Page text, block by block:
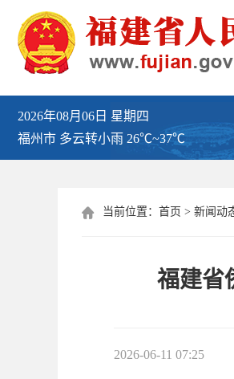
2026年08月06日 星期四
福州市 多云转小雨 26℃~37℃
 当前位置： 首页 > 新闻动
福建省
2026-06-11 07:25